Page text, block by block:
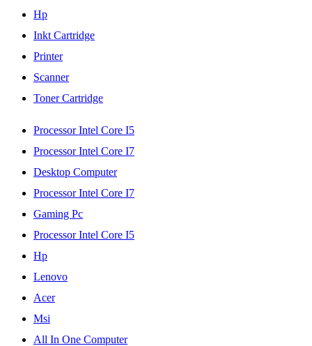
Hp
Inkt Cartridge
Printer
Scanner
Toner Cartridge
Processor Intel Core I5
Processor Intel Core I7
Desktop Computer
Processor Intel Core I7
Gaming Pc
Processor Intel Core I5
Hp
Lenovo
Acer
Msi
All In One Computer